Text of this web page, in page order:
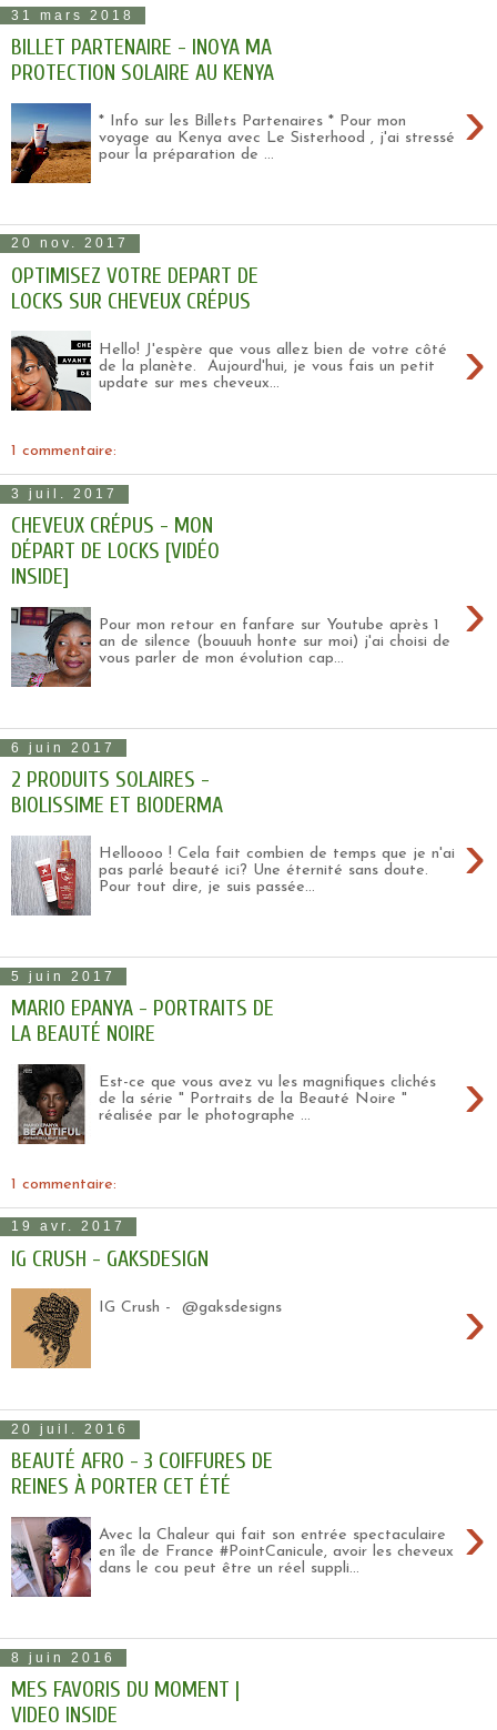
31 mars 2018
BILLET PARTENAIRE - INOYA MA
PROTECTION SOLAIRE AU KENYA
›
* Info sur les Billets Partenaires * Pour mon
voyage au Kenya avec Le Sisterhood , j'ai stressé
pour la préparation de ...
20 nov. 2017
OPTIMISEZ VOTRE DEPART DE
LOCKS SUR CHEVEUX CRÉPUS
›
Hello! J'espère que vous allez bien de votre côté
de la planète. Aujourd'hui, je vous fais un petit
update sur mes cheveux...
1 commentaire:
3 juil. 2017
CHEVEUX CRÉPUS - MON
DÉPART DE LOCKS [VIDÉO
INSIDE]
›
Pour mon retour en fanfare sur Youtube après 1
an de silence (bouuuh honte sur moi) j'ai choisi de
vous parler de mon évolution cap...
6 juin 2017
2 PRODUITS SOLAIRES -
BIOLISSIME ET BIODERMA
›
Helloooo ! Cela fait combien de temps que je n'ai
pas parlé beauté ici? Une éternité sans doute.
Pour tout dire, je suis passée...
5 juin 2017
MARIO EPANYA - PORTRAITS DE
LA BEAUTÉ NOIRE
›
Est-ce que vous avez vu les magnifiques clichés
de la série " Portraits de la Beauté Noire "
réalisée par le photographe ...
1 commentaire:
19 avr. 2017
IG CRUSH - GAKSDESIGN
›
IG Crush - @gaksdesigns
20 juil. 2016
BEAUTÉ AFRO - 3 COIFFURES DE
REINES À PORTER CET ÉTÉ
›
Avec la Chaleur qui fait son entrée spectaculaire
en île de France #PointCanicule, avoir les cheveux
dans le cou peut être un réel suppli...
8 juin 2016
MES FAVORIS DU MOMENT |
VIDEO INSIDE